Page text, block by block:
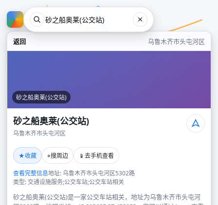
返回 乌鲁木齐市头屯河区
砂之船奥莱(公交站)
砂之船奥莱(公交站)
乌鲁木齐市头屯河区
★收藏 ⌖搜周边 📱 去手机查看
查看完整信息地址: 乌鲁木齐市头屯河区5302路
类型: 交通设施服务;公交车站;公交车站相关
砂之船奥莱(公交站)是一家公交车站相关，地址为乌鲁木齐市头屯河